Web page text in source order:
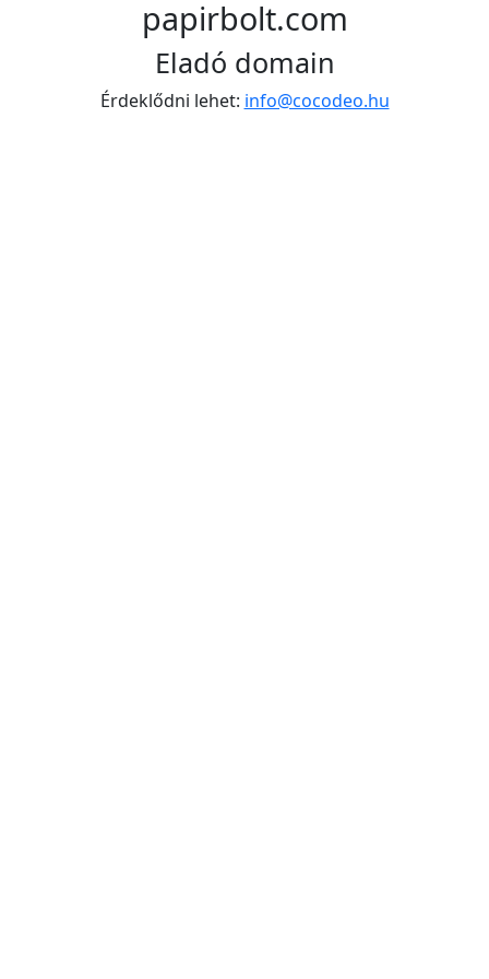
papirbolt.com
Eladó domain
Érdeklődni lehet: info@cocodeo.hu